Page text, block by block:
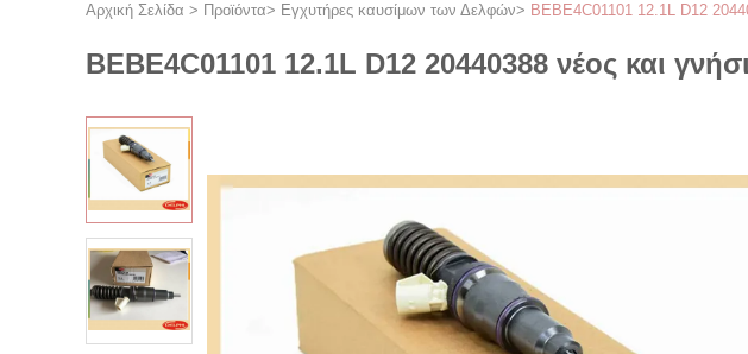
Αρχική Σελίδα > Προϊόντα> Εγχυτήρες καυσίμων των Δελφών> BEBE4C01101 12.1L D12
BEBE4C01101 12.1L D12 20440388 νέος και